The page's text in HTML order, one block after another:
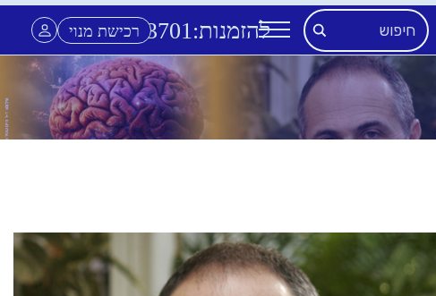
להזמנות: *3701 רכישת מנוי